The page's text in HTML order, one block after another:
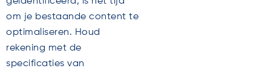
om je bestaande content te
optimaliseren. Houd
rekening met de
specificaties van